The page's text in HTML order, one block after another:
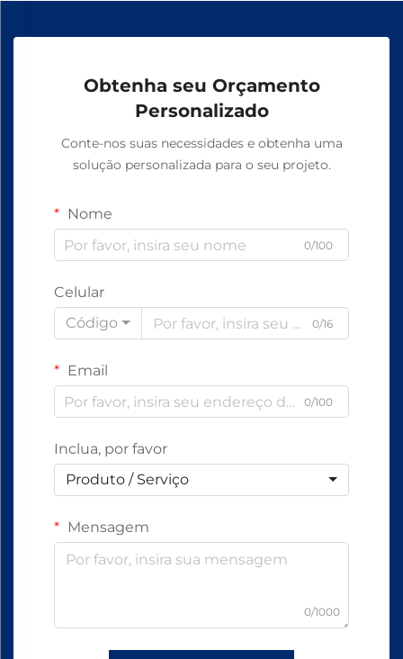
Obtenha seu Orçamento
Personalizado
Conte-nos suas necessidades e obtenha uma
solução personalizada para o seu projeto.
Nome
0/100
Celular
Código
0/16
Email
0/100
Inclua, por favor
Produto / Serviço
Mensagem
0/1000